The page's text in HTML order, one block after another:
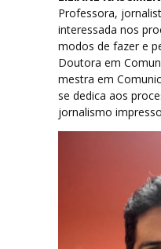
Professora,
interessada nos
modos de fazer e
Doutora em
mestra em
se dedica aos
jornalismo